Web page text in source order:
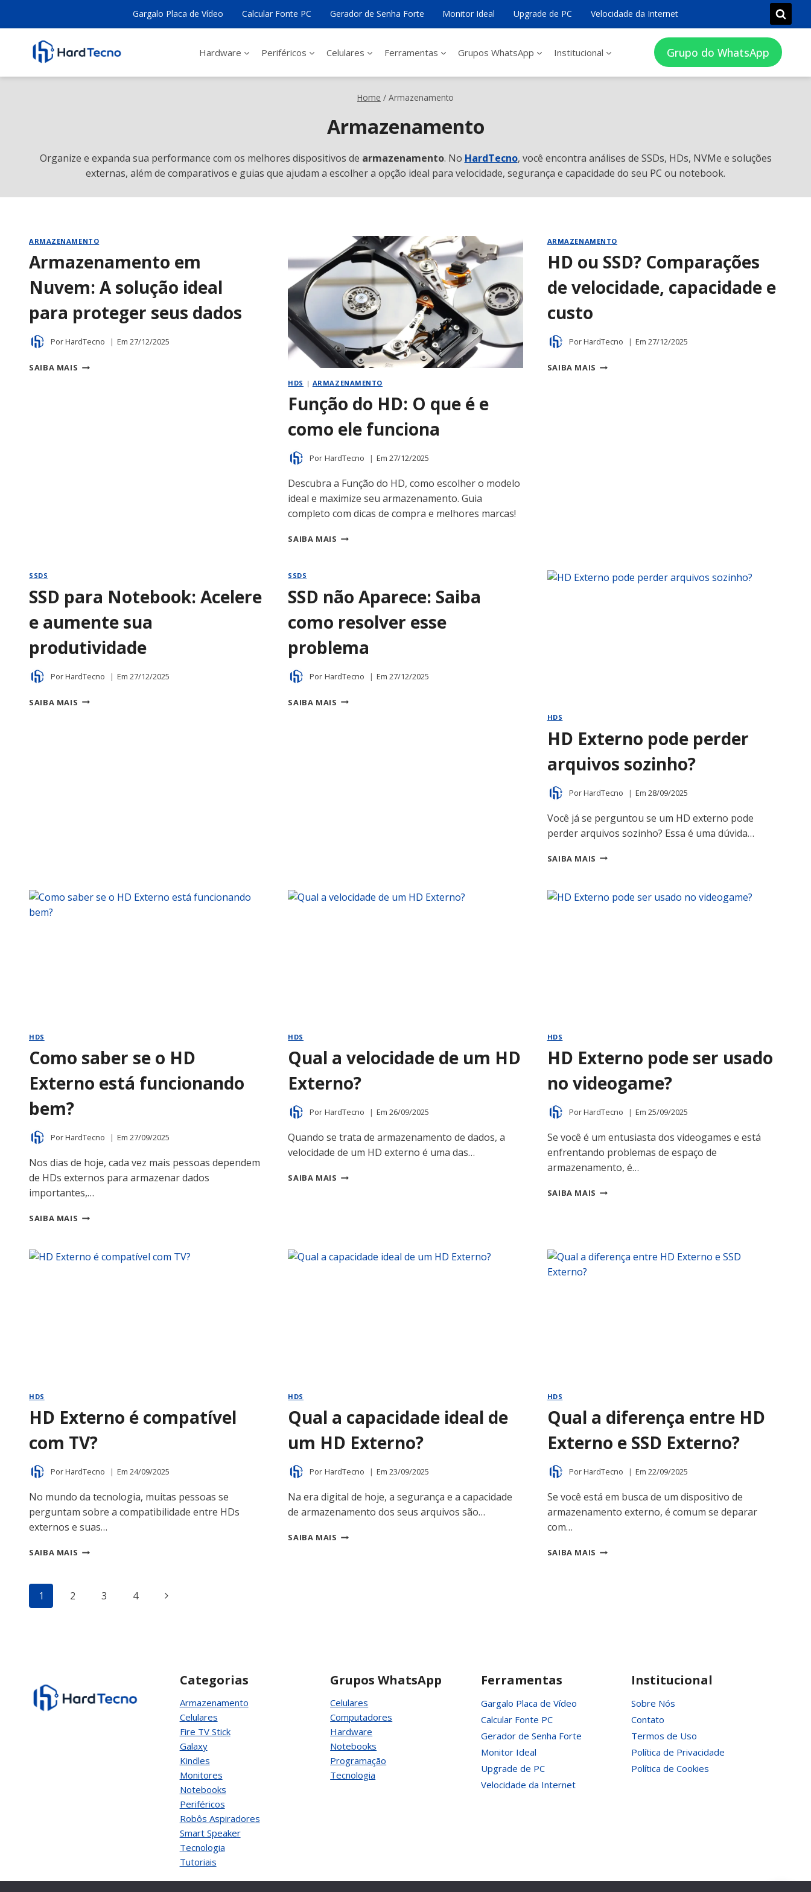
Conteúdo
Gargalo Placa de Vídeo Calcular Fonte PC Gerador de Senha Forte Monitor Ideal Upgrade de PC Velocidade da Internet
Hardware Periféricos Celulares Ferramentas Grupos WhatsApp Institucional Grupo do WhatsApp
Home / Armazenamento
Armazenamento
Organize e expanda sua performance com os melhores dispositivos de armazenamento. No HardTecno, você encontra análises de SSDs, HDs, NVMe e soluções
externas, além de comparativos e guias que ajudam a escolher a opção ideal para velocidade, segurança e capacidade do seu PC ou notebook.
ARMAZENAMENTO
Armazenamento em
Nuvem: A solução ideal
para proteger seus dados
PorHardTecno Em 27/12/2025
SAIBA MAIS ARMAZENAMENTO
HDS | ARMAZENAMENTO
Função do HD: O que é e
como ele funciona
Por HardTecno Em 27/12/2025
Descubra a Função do HD, como escolher o modelo
ideal e maximize seu armazenamento. Guia
completo com dicas de compra e melhores marcas!
SAIBA MAIS FUNÇÃO
É
COMO
FUNCIONA
ARMAZENAMENTO
HD ou SSD? Comparações
de velocidade, capacidade e
custo
PorHardTecno Em 27/12/2025
SAIBA MAIS HD
SSDS
SSD para Notebook: Acelere
e aumente sua
produtividade
PorHardTecno Em 27/12/2025
SAIBA MAIS SSD
SSDS
SSD não Aparece: Saiba
como resolver esse
problema
Por HardTecno Em 27/12/2025
SAIBA MAIS SSD
HDS
HD Externo pode perder
arquivos sozinho?
PorHardTecno Em 28/09/2025
Você já se perguntou se um HD externo pode
perder arquivos sozinho? Essa é uma dúvida…
SAIBA MAIS HD
ARQUIVOS
HDS
Como saber se o HD
Externo está funcionando
bem?
PorHardTecno Em 27/09/2025
Nos dias de hoje, cada vez mais pessoas dependem
de HDs externos para armazenar dados
importantes,…
SAIBA MAIS COMO
HD
HDS
Qual a velocidade de um HD
Externo?
Por HardTecno Em 26/09/2025
Quando se trata de armazenamento de dados, a
velocidade de um HD externo é uma das…
SAIBA MAIS QUAL
HDS
HD Externo pode ser usado
no videogame?
PorHardTecno Em 25/09/2025
Se você é um entusiasta dos videogames e está
enfrentando problemas de espaço de
armazenamento, é…
SAIBA MAIS HD
NO
VIDEOGAME?
HDS
HD Externo é compatível
com TV?
PorHardTecno Em 24/09/2025
No mundo da tecnologia, muitas pessoas se
perguntam sobre a compatibilidade entre HDs
externos e suas…
SAIBA MAIS HD
HDS
Qual a capacidade ideal de
um HD Externo?
Por HardTecno Em 23/09/2025
Na era digital de hoje, a segurança e a capacidade
de armazenamento dos seus arquivos são…
SAIBA MAIS QUAL
HDS
Qual a diferença entre HD
Externo e SSD Externo?
PorHardTecno Em 22/09/2025
Se você está em busca de um dispositivo de
armazenamento externo, é comum se deparar
com…
SAIBA MAIS QUAL
Navegação
1 2 3 4
Página
Categorias
Armazenamento
Celulares
Fire TV Stick
Galaxy
Kindles
Monitores
Notebooks
Periféricos
Robôs Aspiradores
Smart Speaker
Tecnologia
Tutoriais
Grupos WhatsApp
Celulares
Computadores
Hardware
Notebooks
Programação
Tecnologia
Ferramentas
Gargalo Placa de Vídeo
Calcular Fonte PC
Gerador de Senha Forte
Monitor Ideal
Upgrade de PC
Velocidade da Internet
Institucional
Sobre Nós
Contato
Termos de Uso
Política de Privacidade
Política de Cookies